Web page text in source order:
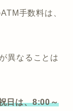
手数料は、
異なることは
日は、8:00～